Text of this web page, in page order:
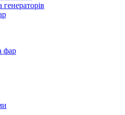
генераторів
фар